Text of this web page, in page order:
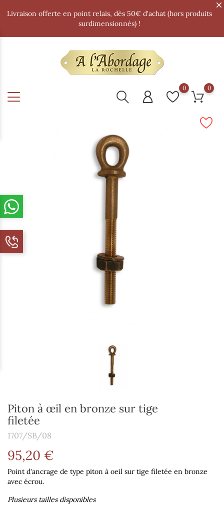
Livraison offerte en point relais, dès 50€ d'achat (hors produits
surdimensionnés) !
0 0
Piton à œil en bronze sur tige
filetée
1707/SB/08
95,20 €
Point d'ancrage de type piton à oeil sur tige filetée en bronze
avec écrou.
Plusieurs tailles disponibles